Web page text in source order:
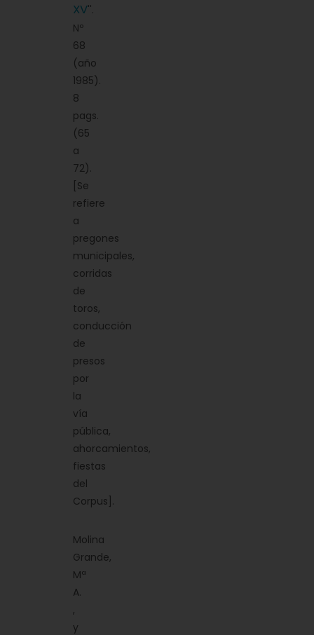
XV''.
Nº
68
(año
1985).
8
pags.
(65
a
72).
[Se
refiere
a
pregones
municipales,
corridas
de
toros,
conducción
de
presos
por
la
vía
pública,
ahorcamientos,
fiestas
del
Corpus].
Molina
Grande,
Mª
A.
,
y